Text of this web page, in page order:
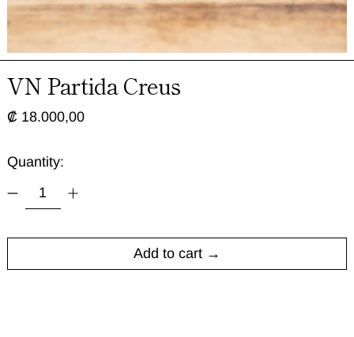
VN Partida Creus
Regular price
₡ 18.000,00
Quantity:
Add to cart